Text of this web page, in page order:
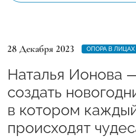
28 Декабря 2023 ОПОРА В ЛИЦАХ
Наталья Ионова
создать
в котором
происходят